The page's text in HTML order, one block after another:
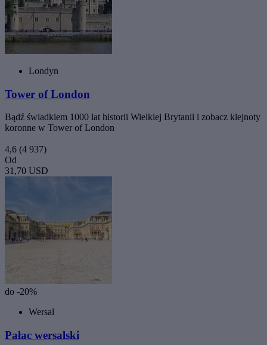
Londyn
Tower of London
Bądź świadkiem 1000 lat historii Wielkiej Brytanii i zobacz klejnoty
koronne w Tower of London
4,6 (4 937)
Od
31,70 USD
do -20%
Wersal
Pałac wersalski